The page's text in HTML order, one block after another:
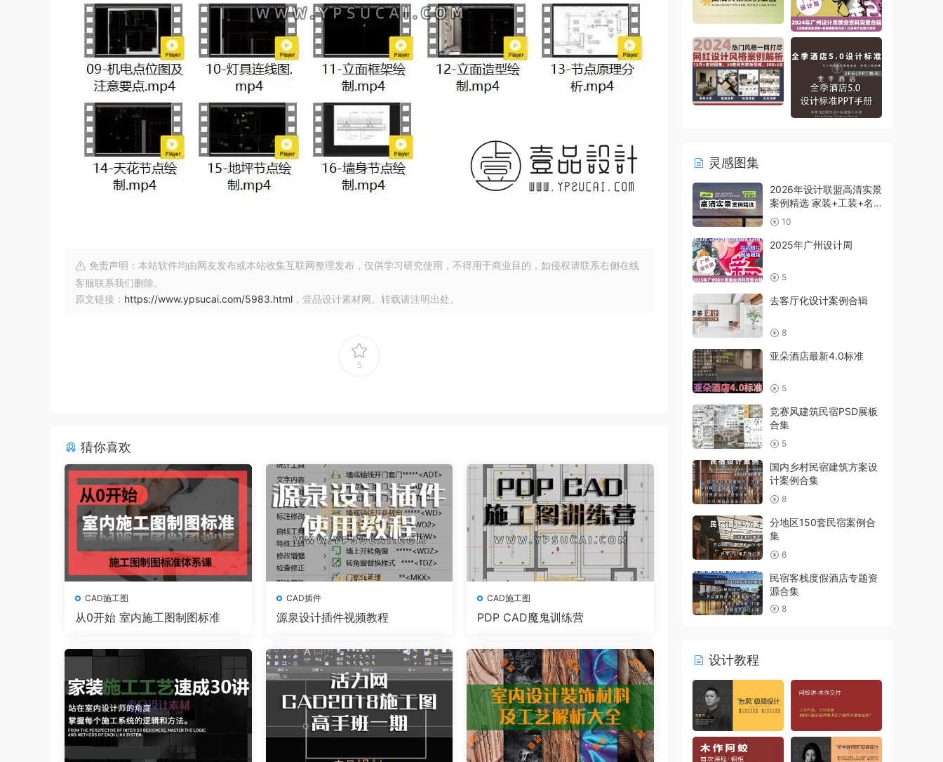
免责声明：本站软件均由网友发布或本站收集互联网整理发布，仅供学习研究使用，不得用于商业目的，如侵权请联系右侧在线
客服联系我们删除。
原文链接： https://www.ypsucai.com/5983.html ，壹品设计素材网。转载请注明出处。
5
猜你喜欢
CAD施工图
从0开始 室内施工图制图标准
CAD插件
源泉设计插件视频教程
CAD施工图
PDP CAD魔鬼训练营
灵感图集
2026年设计联盟高清实景
案例精选 家装+工装+名
师及赠送
10
2025年广州设计周
5
去客厅化设计案例合辑
8
亚朵酒店最新4.0标准
5
竞赛风建筑民宿PSD展板
合集
5
国内乡村民宿建筑方案设
计案例合集
8
分地区150套民宿案例合
集
6
民宿客栈度假酒店专题资
源合集
8
设计教程